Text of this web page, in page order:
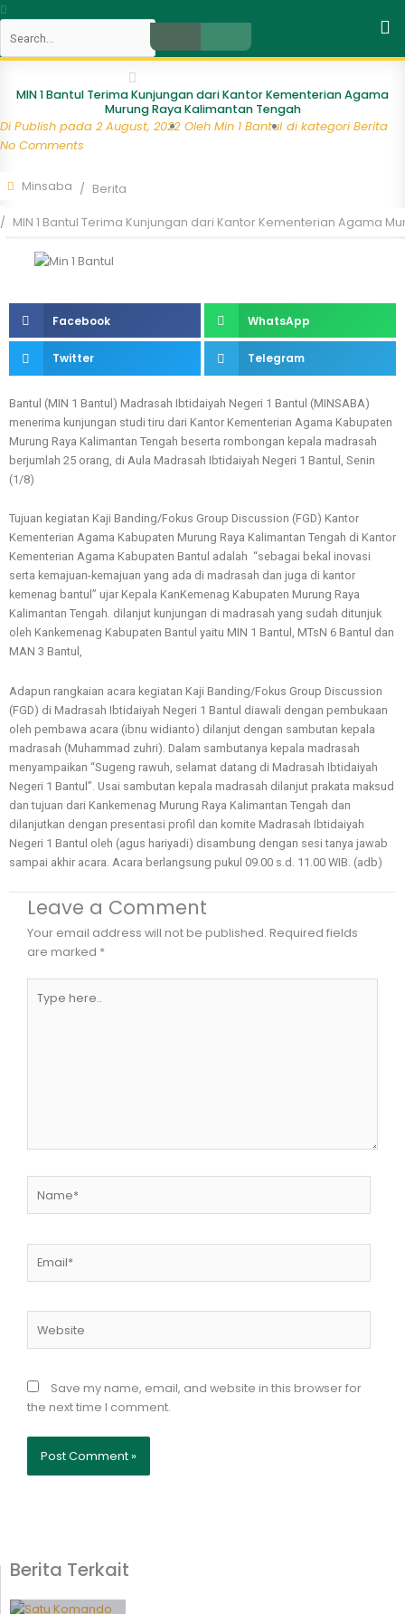
Skip
content
Close
MIN 1 Bantul Terima Kunjungan dari Kantor Kementerian Agama
Murung Raya Kalimantan Tengah
Di Publish pada 2 August, 2022 Oleh Min 1 Bantul di kategori Berita
No Comments
Minsaba Berita
MIN 1 Bantul Terima Kunjungan dari Kantor Kementerian Agama
Facebook WhatsApp
Twitter Telegram
Bantul (MIN 1 Bantul) Madrasah Ibtidaiyah Negeri 1 Bantul (MINSABA)
menerima kunjungan studi tiru dari Kantor Kementerian Agama Kabupaten
Murung Raya Kalimantan Tengah beserta rombongan kepala madrasah
berjumlah 25 orang, di Aula Madrasah Ibtidaiyah Negeri 1 Bantul, Senin
(1/8)
Tujuan kegiatan Kaji Banding/Fokus Group Discussion (FGD) Kantor
Kementerian Agama Kabupaten Murung Raya Kalimantan Tengah di Kantor
Kementerian Agama Kabupaten Bantul adalah “sebagai bekal inovasi
serta kemajuan-kemajuan yang ada di madrasah dan juga di kantor
kemenag bantul” ujar Kepala KanKemenag Kabupaten Murung Raya
Kalimantan Tengah. dilanjut kunjungan di madrasah yang sudah ditunjuk
oleh Kankemenag Kabupaten Bantul yaitu MIN 1 Bantul, MTsN 6 Bantul dan
MAN 3 Bantul,
Adapun rangkaian acara kegiatan Kaji Banding/Fokus Group Discussion
(FGD) di Madrasah Ibtidaiyah Negeri 1 Bantul diawali dengan pembukaan
oleh pembawa acara (ibnu widianto) dilanjut dengan sambutan kepala
madrasah (Muhammad zuhri). Dalam sambutanya kepala madrasah
menyampaikan “Sugeng rawuh, selamat datang di Madrasah Ibtidaiyah
Negeri 1 Bantul”. Usai sambutan kepala madrasah dilanjut prakata maksud
dan tujuan dari Kankemenag Murung Raya Kalimantan Tengah dan
dilanjutkan dengan presentasi profil dan komite Madrasah Ibtidaiyah
Negeri 1 Bantul oleh (agus hariyadi) disambung dengan sesi tanya jawab
sampai akhir acara. Acara berlangsung pukul 09.00 s.d. 11.00 WIB. (adb)
Leave a Comment
Your email address will not be published. Required fields
are marked *
here..
Save my name, email, and website in this browser for
the next time I comment.
Berita Terkait